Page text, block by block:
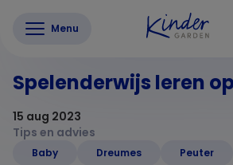
Menu
Spelenderwijs leren
15 aug 2023
Tips en advies
Baby Dreumes Peuter